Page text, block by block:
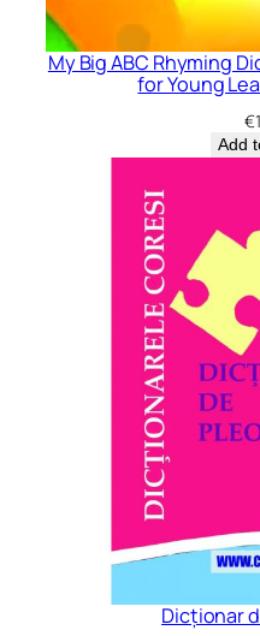
My Big ABC Rhyming
for Young
€
Add
Dicționar